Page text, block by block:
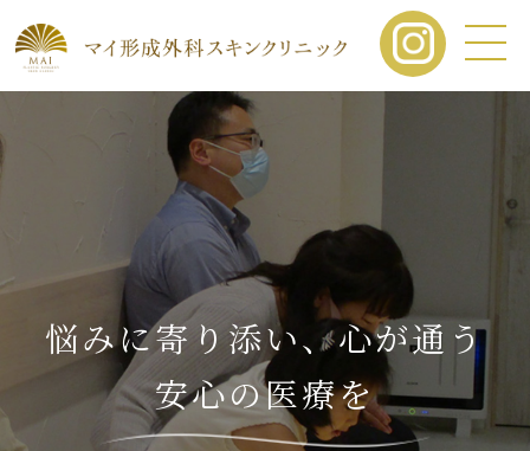
悩みに寄り添い、心が通う
安心の医療を